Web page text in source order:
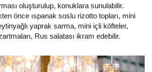
oluşturulup, konuklara sunulabilir.
önce ıspanak soslu rizotto topları, mini
yaprak sarma, mini içli köfteler,
Rus salatası ikram edebilir.